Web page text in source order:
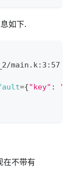
如下.
main.k:3:57
={"key" :
在不带有